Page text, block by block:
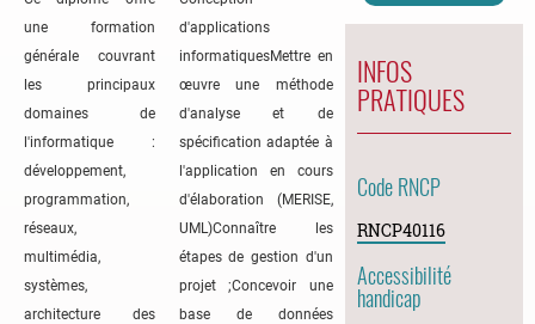
une formation
générale couvrant
les principaux
domaines de
l'informatique :
développement,
programmation,
réseaux,
multimédia,
systèmes,
architecture des
d'applications
informatiquesMettre en
œuvre une méthode
d'analyse et de
spécification adaptée à
l'application en cours
d'élaboration (MERISE,
UML)Connaître les
étapes de gestion d'un
projet ;Concevoir une
base de données
INFOS
PRATIQUES
Code RNCP
RNCP40116
Accessibilité
handicap